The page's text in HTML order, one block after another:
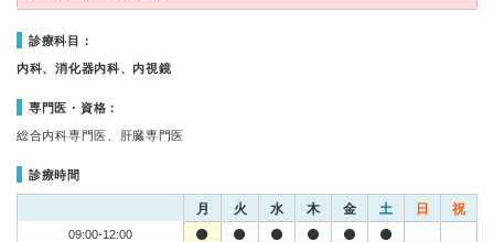
診療科目：
内科、消化器内科、内視鏡
専門医・資格：
総合内科専門医、肝臓専門医
診療時間
月 火 水 木 金 土 日 祝
09:00-12:00